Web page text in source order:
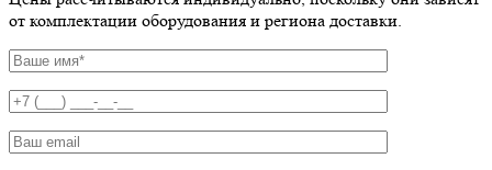
от комплектации оборудования и региона доставки.